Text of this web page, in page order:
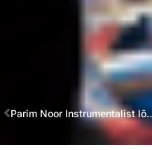
Parim Noor Instrumentalist